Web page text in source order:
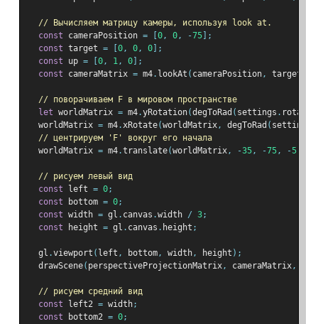
// Вычисляем матрицу камеры, используя look at.
const cameraPosition = 0, 0, -75 ];
const target = 0, 0, 0 ];
const up = 0, 1, 0 ];
const cameraMatrix = m4. lookAt ( cameraPosition, target
// поворачиваем F в мировом пространстве
let worldMatrix = m4.yRotation(degToRad ( settings .
  worldMatrix
= m4.xRotate(worldMatrix, degToRad ( settings
// центрируем 'F' вокруг его начала
  worldMatrix
= m4.translate(worldMatrix, -35, -75, -5
// рисуем левый вид
const left = 0;
const bottom = 0;
const width = gl . canvas .width / 3;
const height = gl . canvas . height ;
  gl
.viewport ( left , bottom, width, height );
  drawScene
( perspectiveProjectionMatrix, cameraMatrix,
// рисуем средний вид
const left2 = width;
const bottom2 = 0;